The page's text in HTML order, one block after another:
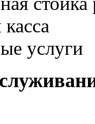
услуги